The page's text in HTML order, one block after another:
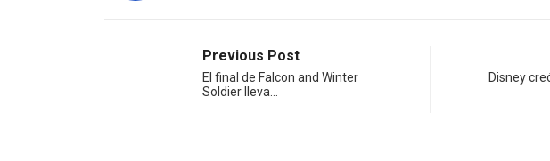
Previous Post
El final de Falcon and Winter
Soldier lleva…
Disney